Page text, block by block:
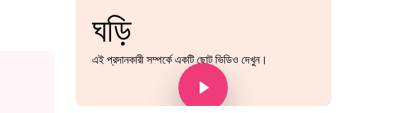
ঘড়ি
এই প্রদানকারী সম্পর্কে একটি ছোট ভিডিও দেখুন।
Play Video